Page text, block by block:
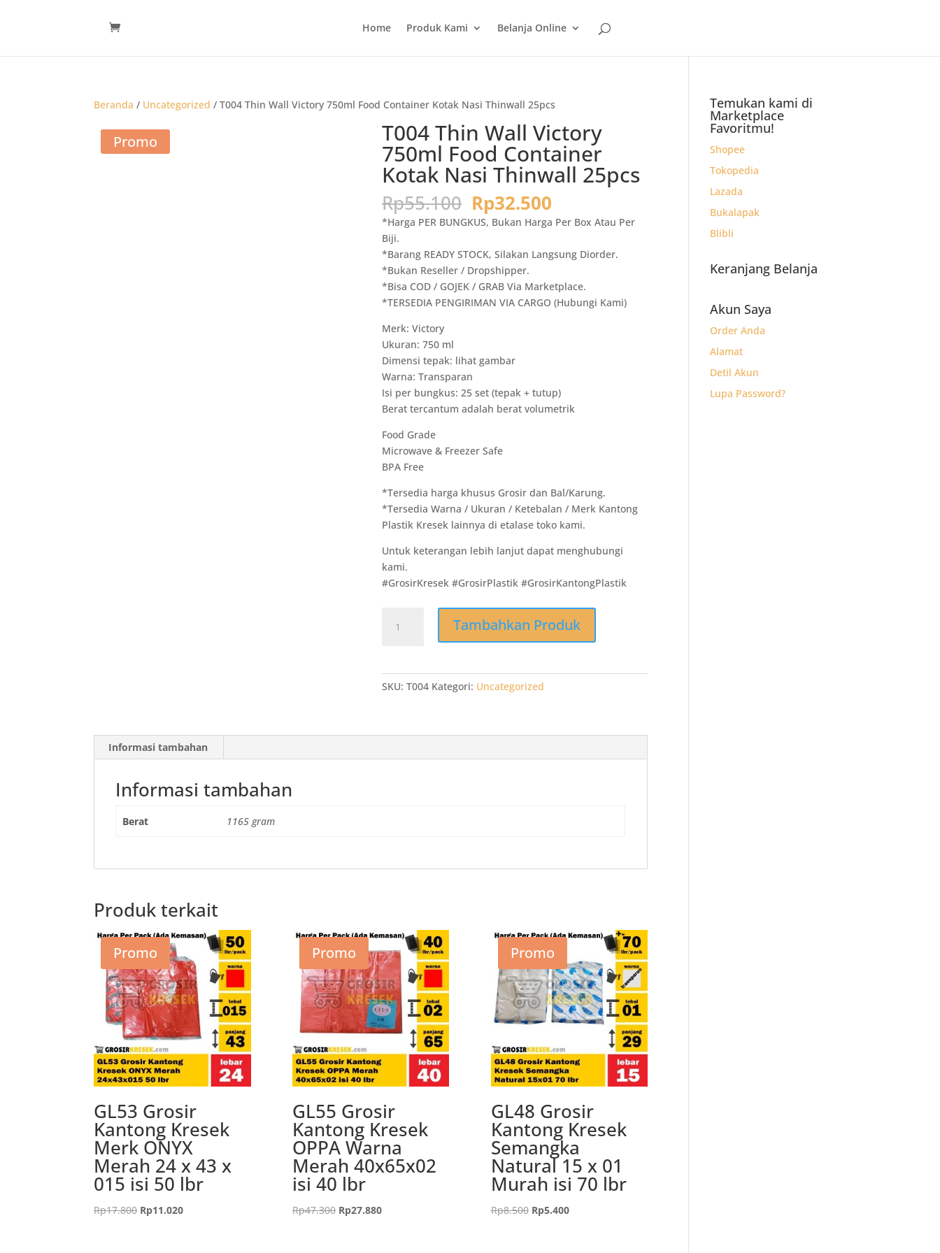
Home Produk Kami Belanja Online
Beranda / Uncategorized / T004 Thin Wall Victory 750ml Food Container Kotak Nasi Thinwall 25pcs
Promo T004 Thin Wall Victory
750ml Food Container
Kotak Nasi Thinwall 25pcs
Rp55.100 Harga
aslinya
adalah:
Rp55.100.
Rp32.500
saat
ini
adalah:
Rp32.500.
*Harga PER BUNGKUS, Bukan Harga Per Box Atau Per
Biji.
*Barang READY STOCK, Silakan Langsung Diorder.
*Bukan Reseller / Dropshipper.
*Bisa COD / GOJEK / GRAB Via Marketplace.
*TERSEDIA PENGIRIMAN VIA CARGO (Hubungi Kami)
Merk: Victory
Ukuran: 750 ml
Dimensi tepak: lihat gambar
Warna: Transparan
Isi per bungkus: 25 set (tepak + tutup)
Berat tercantum adalah berat volumetrik
Food Grade
Microwave & Freezer Safe
BPA Free
*Tersedia harga khusus Grosir dan Bal/Karung.
*Tersedia Warna / Ukuran / Ketebalan / Merk Kantong
Plastik Kresek lainnya di etalase toko kami.
Untuk keterangan lebih lanjut dapat menghubungi
kami.
#GrosirKresek #GrosirPlastik #GrosirKantongPlastik
T004
Nasi
Tambahkan Produk
SKU:T004 Kategori: Uncategorized
Informasi tambahan
Informasi tambahan
Berat 1165 gram
Produk terkait
Promo
GL53 Grosir
Kantong Kresek
Merk ONYX
Merah 24 x 43 x
015 isi 50 lbr
Rp17.800 Harga
Rp11.020Harga
Promo
GL55 Grosir
Kantong Kresek
OPPA Warna
Merah 40x65x02
isi 40 lbr
Rp47.300 Harga
Rp27.880Harga
Promo
GL48 Grosir
Kantong Kresek
Semangka
Natural 15 x 01
Murah isi 70 lbr
Rp8.500 Harga
Rp5.400Harga
Temukan kami di
Marketplace
Favoritmu!
Shopee
Tokopedia
Lazada
Bukalapak
Blibli
Keranjang Belanja
Akun Saya
Order Anda
Alamat
Detil Akun
Lupa Password?